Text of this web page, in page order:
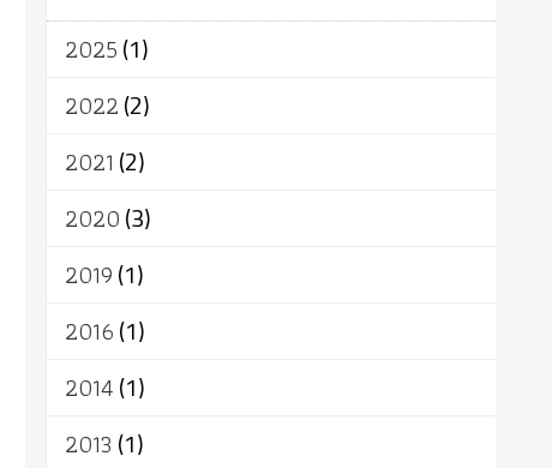
การแยกรัฐกับศาสนา
ธรรมชาติ
เทคโนโลยี
พุทธบริษัท
วัฒนธรรม
2025(1)
2022(2)
2021 (2)
2020(3)
2019(1)
2016(1)
2014(1)
2013 (1)